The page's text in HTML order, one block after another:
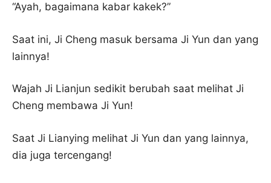
“Ayah, bagaimana kabar kakek?”
Saat ini, Ji Cheng masuk bersama Ji Yun dan yang
lainnya!
Wajah Ji Lianjun sedikit berubah saat melihat Ji
Cheng membawa Ji Yun!
Saat Ji Lianying melihat Ji Yun dan yang lainnya,
dia juga tercengang!